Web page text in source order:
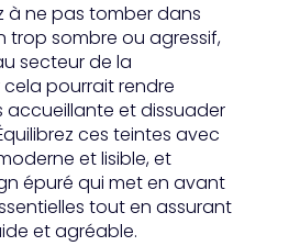
à ne pas tomber dans
trop sombre ou agressif,
secteur de la
pourrait rendre
accueillante et dissuader
ces teintes avec
et lisible, et
épuré qui met en avant
tout en assurant
et agréable.